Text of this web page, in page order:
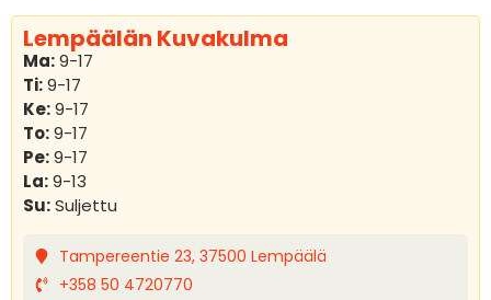
Lempäälän Kuvakulma
Ma:9-17
Ti:9-17
Ke:9-17
To:9-17
Pe:9-17
La:9-13
Su:Suljettu
Tampereentie 23, 37500 Lempäälä
+358 50 4720770